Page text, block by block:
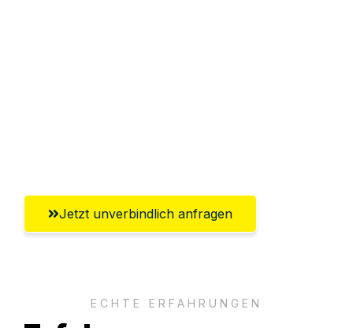
Jetzt unverbindlich anfragen
ECHTE ERFAHRUNGEN